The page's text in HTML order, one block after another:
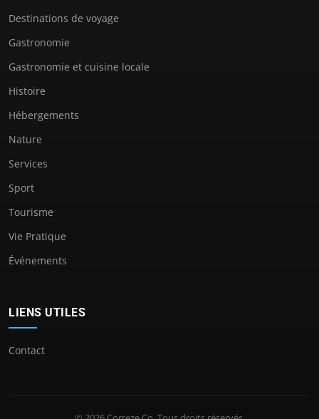
Destinations de voyage
Gastronomie
Gastronomie et cuisine locale
Histoire
Hébergements
Nature
Services
Sport
Tourisme
Vie Pratique
Événements
LIENS UTILES
Contact